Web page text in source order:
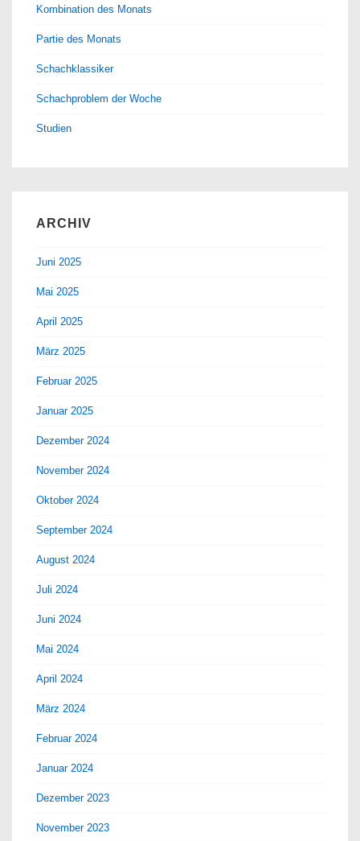
Kombination des Monats
Partie des Monats
Schachklassiker
Schachproblem der Woche
Studien
ARCHIV
Juni 2025
Mai 2025
April 2025
März 2025
Februar 2025
Januar 2025
Dezember 2024
November 2024
Oktober 2024
September 2024
August 2024
Juli 2024
Juni 2024
Mai 2024
April 2024
März 2024
Februar 2024
Januar 2024
Dezember 2023
November 2023